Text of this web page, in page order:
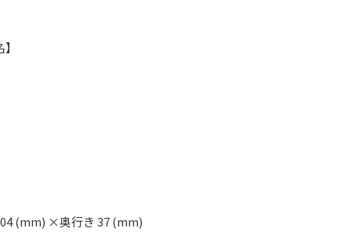
(mm) ×奥行き 37 (mm)